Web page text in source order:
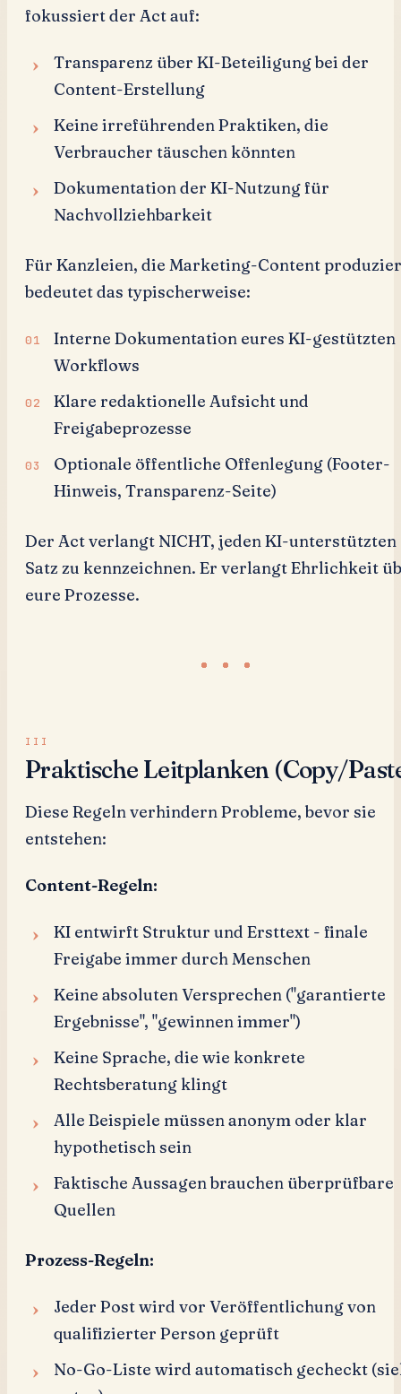
fokussiert der Act auf:
Transparenz über KI-Beteiligung bei der
Content-Erstellung
Keine irreführenden Praktiken, die
Verbraucher täuschen könnten
Dokumentation der KI-Nutzung für
Nachvollziehbarkeit
Für Kanzleien, die Marketing-Content
bedeutet das typischerweise:
Interne Dokumentation eures KI-gestützten
Workflows
Klare redaktionelle Aufsicht und
Freigabeprozesse
Optionale öffentliche Offenlegung (Footer-
Hinweis, Transparenz-Seite)
Der Act verlangt NICHT, jeden KI-unterstützten
Satz zu kennzeichnen. Er verlangt Ehrlichkeit
eure Prozesse.
Praktische Leitplanken (Copy/
Diese Regeln verhindern Probleme, bevor sie
entstehen:
Content-Regeln:
KI entwirft Struktur und Ersttext - finale
Freigabe immer durch Menschen
Keine absoluten Versprechen ("garantierte
Ergebnisse", "gewinnen immer")
Keine Sprache, die wie konkrete
Rechtsberatung klingt
Alle Beispiele müssen anonym oder klar
hypothetisch sein
Faktische Aussagen brauchen überprüfbare
Quellen
Prozess-Regeln:
Jeder Post wird vor Veröffentlichung von
qualifizierter Person geprüft
No-Go-Liste wird automatisch gecheckt